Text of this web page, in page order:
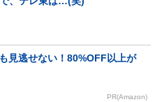
見逃せない！80%OFF以上が
PR(Amazon)